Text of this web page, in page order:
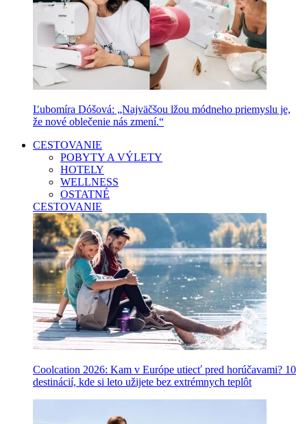
Ľubomíra Dóšová: „Najväčšou lžou módneho priemyslu je,
že nové oblečenie nás zmení.“
CESTOVANIE
POBYTY A VÝLETY
HOTELY
WELLNESS
OSTATNÉ
CESTOVANIE
Coolcation 2026: Kam v Európe utiecť pred horúčavami? 10
destinácií, kde si leto užijete bez extrémnych teplôt